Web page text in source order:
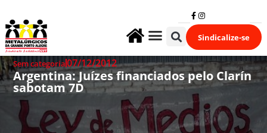
Sindicalize-se
Sem categoria07/12/2012
Argentina: Juízes financiados pelo Clarín
sabotam 7D